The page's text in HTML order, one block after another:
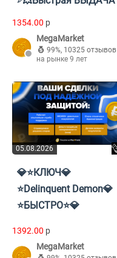
1354.00 p
MegaMarket
99%, 10325 отзывов
на рынке 9 лет
05.08.2026
💎⭐КЛЮЧ💎
⭐Delinquent Demon💎
⭐БЫСТРО⭐💎
1392.00 p
MegaMarket